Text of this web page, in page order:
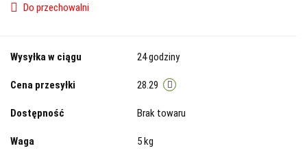
Do przechowalni
Wysyłka w ciągu 24 godziny
Cena przesyłki 28.29
Dostępność Brak towaru
Waga 5 kg